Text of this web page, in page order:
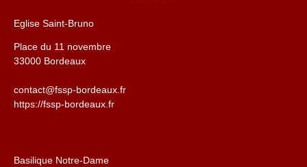
Eglise Saint-Bruno
Place du 11 novembre
33000 Bordeaux
contact@fssp-bordeaux.fr
https://fssp-bordeaux.fr
Basilique Notre-Dame